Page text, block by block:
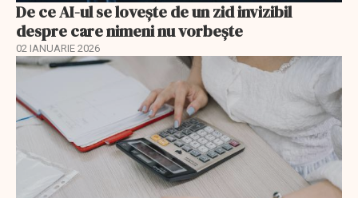
De ce AI-ul se lovește de un zid invizibil
despre care nimeni nu vorbește
02 IANUARIE 2026